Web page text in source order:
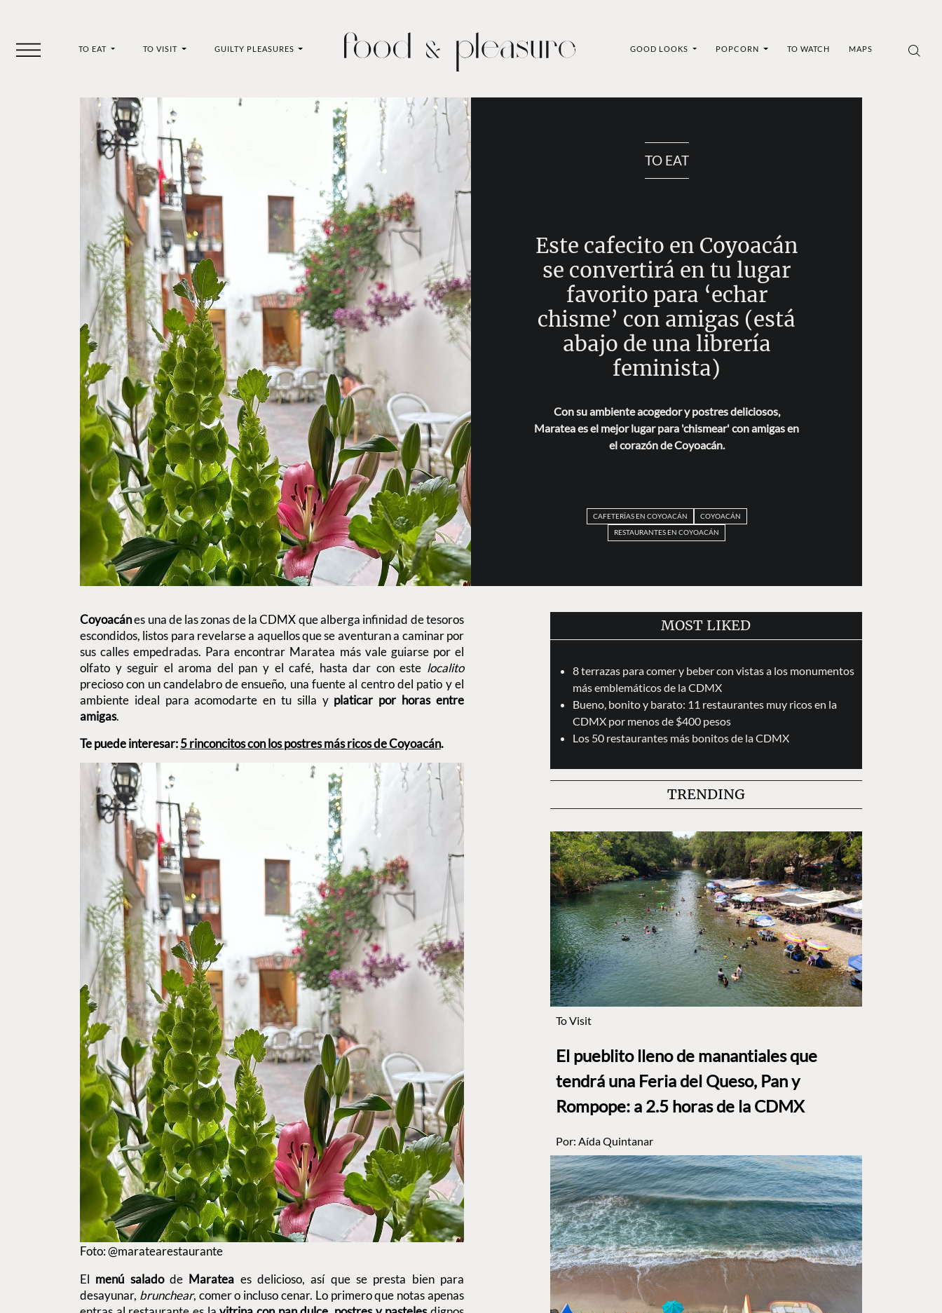
TO EAT TO VISIT GUILTY PLEASURES GOOD LOOKS POPCORN TO WATCH MAPS
TO EAT
Este cafecito en Coyoacán
se convertirá en tu lugar
favorito para ‘echar
chisme’ con amigas (está
abajo de una librería
feminista)
Con su ambiente acogedor y postres deliciosos,
Maratea es el mejor lugar para 'chismear' con amigas en
el corazón de Coyoacán.
CAFETERÍAS EN COYOACÁN
COYOACÁN
RESTAURANTES EN COYOACÁN
Coyoacánes una de las zonas de la CDMX que alberga infinidad de tesoros
escondidos, listos para revelarse a aquellos que se aventuran a caminar por
sus calles empedradas. Para encontrar Maratea más vale guiarse por el
olfato y seguir el aroma del pan y el café, hasta dar con este localito
precioso con un candelabro de ensueño, una fuente al centro del patio y el
ambiente ideal para acomodarte en tu silla y platicar por horas entre
amigas.
Te puede interesar:5 rinconcitos con los postres más ricos de Coyoacán.
Foto: @maratearestaurante
El menú salado de Maratea es delicioso, así que se presta bien para
desayunar, brunchear, comer o incluso cenar. Lo primero que notas apenas
MOST LIKED
8 terrazas para comer y beber con vistas a los monumentos
más emblemáticos de la CDMX
Bueno, bonito y barato: 11 restaurantes muy ricos en la
CDMX por menos de $400 pesos
Los 50 restaurantes más bonitos de la CDMX
TRENDING
To Visit
El pueblito lleno de manantiales que
tendrá una Feria del Queso, Pan y
Rompope: a 2.5 horas de la CDMX
Por: Aída Quintanar